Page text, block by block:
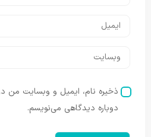
ذخیره نام، ایمیل و وبسایت من
دوباره دیدگاهی می‌نویسم.